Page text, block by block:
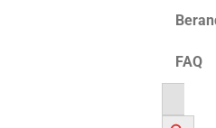
FAQ
Search